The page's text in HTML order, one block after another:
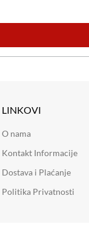
LINKOVI
O nama
Kontakt Informacije
Dostava i Plaćanje
Politika Privatnosti